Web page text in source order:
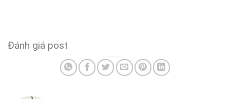
Đánh giá post